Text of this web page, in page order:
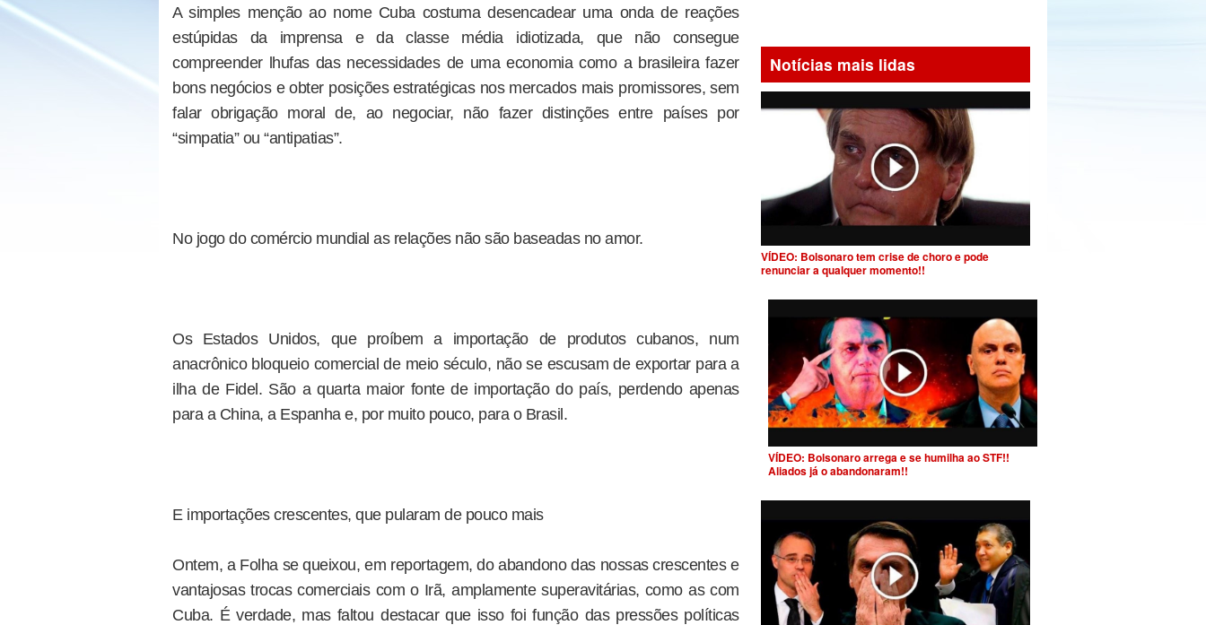
A simples menção ao nome Cuba costuma desencadear uma onda de reações
estúpidas da imprensa e da classe média idiotizada, que não consegue
compreender lhufas das necessidades de uma economia como a brasileira fazer
bons negócios e obter posições estratégicas nos mercados mais promissores, sem
falar obrigação moral de, ao negociar, não fazer distinções entre países por
“simpatia” ou “antipatias”.
No jogo do comércio mundial as relações não são baseadas no amor.
Os Estados Unidos, que proíbem a importação de produtos cubanos, num
anacrônico bloqueio comercial de meio século, não se escusam de exportar para a
ilha de Fidel. São a quarta maior fonte de importação do país, perdendo apenas
para a China, a Espanha e, por muito pouco, para o Brasil.
E importações crescentes, que pularam de pouco mais
Ontem, a Folha se queixou, em reportagem, do abandono das nossas crescentes e
vantajosas trocas comerciais com o Irã, amplamente superavitárias, como as com
Cuba. É verdade, mas faltou destacar que isso foi função das pressões políticas
Notícias mais lidas
VÍDEO: Bolsonaro tem crise de choro e pode
renunciar a qualquer momento!!
VÍDEO: Bolsonaro arrega e se humilha ao STF!!
Aliados já o abandonaram!!